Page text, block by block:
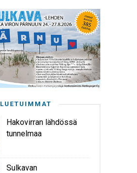
LUETUIMMAT
Hakovirran lähdössä
tunnelmaa
Sulkavan